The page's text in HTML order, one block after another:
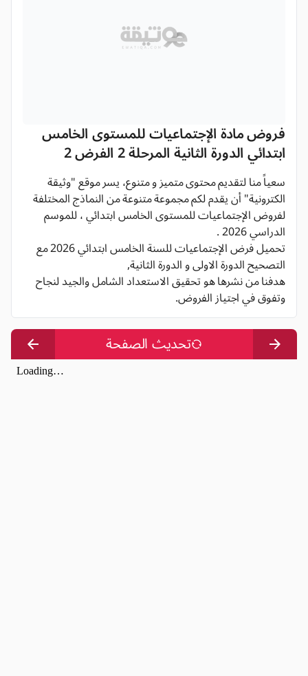
فروض مادة الإجتماعيات للمستوى الخامس
ابتدائي الدورة الثانية المرحلة 2 الفرض 2
سعياً منا لتقديم محتوى متميز و متنوع، يسر موقع "وثيقة
الكترونية" أن يقدم لكم مجموعة متنوعة من النماذج المختلفة
لفروض الإجتماعيات للمستوى الخامس ابتدائي ، للموسم
الدراسي 2026 .
تحميل فرض الإجتماعيات للسنة الخامس ابتدائي 2026 مع
التصحيح الدورة الاولى و الدورة الثانية,
هدفنا من نشرها هو تحقيق الاستعداد الشامل والجيد لنجاح
وتفوق في اجتياز الفروض.
تحديث الصفحة